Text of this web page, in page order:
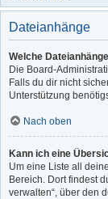
Dateianhänge
Welche
Die Board-
Falls du dir nicht
Unterstützung
Nach oben
Kann ich eine
Um eine Liste all
Bereich. Dort findest
verwalten“, über den